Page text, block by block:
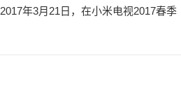
年3月21日，在小米电视2017春季